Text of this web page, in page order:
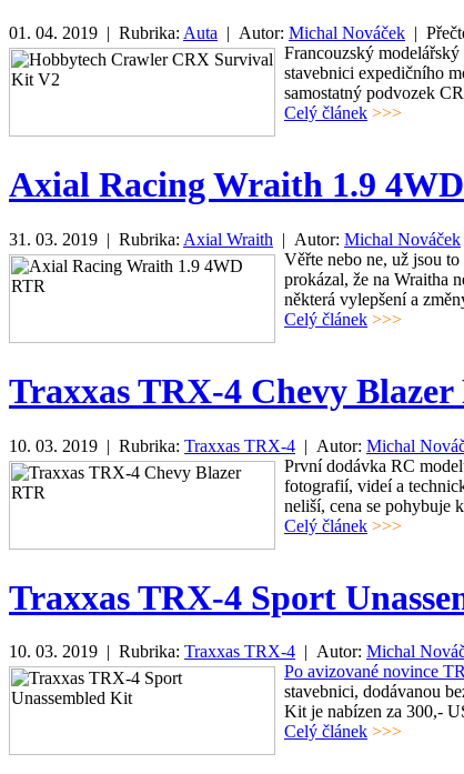
01. 04. 2019 | Rubrika: Auta | Autor: Michal Nováček |
Francouzský
stavebnici expedičního
samostatný podvozek
Celý článek >>>
Axial Racing Wraith 1.9
31. 03. 2019 | Rubrika: Axial Wraith | Autor: Michal Nováček
Věřte nebo ne, už jsou
prokázal, že na Wraitha
některá vylepšení a
Celý článek >>>
Traxxas TRX-4 Chevy
10. 03. 2019 | Rubrika: Traxxas TRX-4 | Autor: Michal
První dodávka RC
fotografií, videí a
neliší, cena se pohybuje
Celý článek >>>
Traxxas TRX-4 Sport
10. 03. 2019 | Rubrika: Traxxas TRX-4 | Autor: Michal
Po avizované novince
stavebnici, dodávanou
Kit je nabízen za 300,-
Celý článek >>>